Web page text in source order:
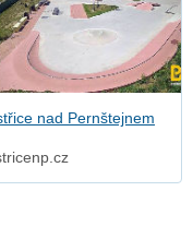
nad Pernštejnem